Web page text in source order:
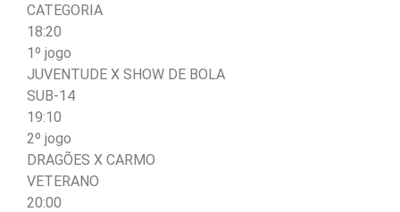
CATEGORIA
18:20
1º jogo
JUVENTUDE X SHOW DE BOLA
SUB-14
19:10
2º jogo
DRAGÕES X CARMO
VETERANO
20:00